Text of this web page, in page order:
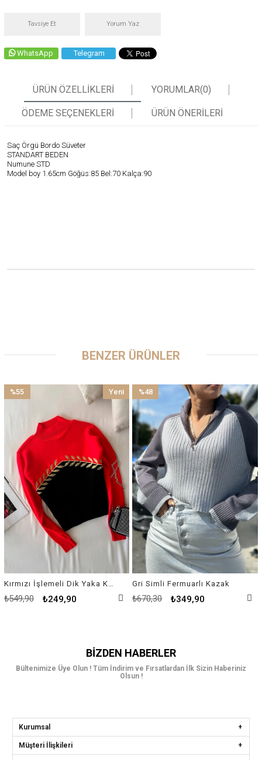
Tavsiye Et Yorum Yaz
WhatsApp Telegram
ÜRÜN ÖZELLIKLERI YORUMLAR(0)
ÖDEME SEÇENEKLERI ÜRÜN ÖNERILERI
Saç Örgü Bordo Süveter
STANDART BEDEN
Numune STD
Model boy 1.65cm Göğüs:85 Bel:70 Kalça:90
BENZER ÜRÜNLER
₺249,90
₺549,90
%55
%55İndirim
Yeni
Gri Simli Fermuarlı Kazak
₺349,90
₺670,30
%48
İndirim
%48İndirim
BIZDEN HABERLER
Bültenimize Üye Olun ! Tüm İndirim ve Fırsatlardan İlk Sizin Haberiniz
Olsun !
Kurumsal
Müşteri İlişkileri